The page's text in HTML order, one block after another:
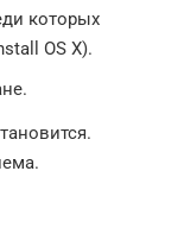
которых
OS X).